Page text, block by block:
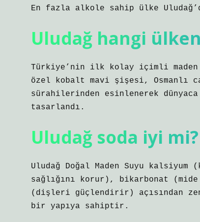
En fazla alkole sahip ülke
Uludağ hangi
Türkiye’nin ilk kolay içimli maden
özel kobalt mavi şişesi, Osmanlı
sürahilerinden esinlenerek dünyaca
tasarlandı.
Uludağ soda iyi mi?
Uludağ Doğal Maden Suyu
sağlığını korur), bikarbonat
(dişleri güçlendirir) açısından
bir yapıya sahiptir.